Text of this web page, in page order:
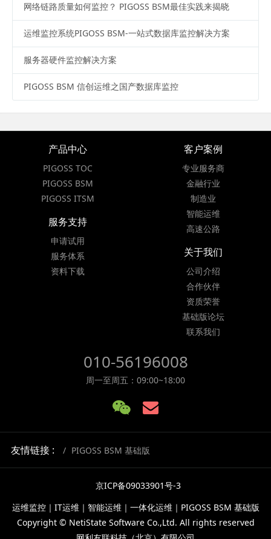
网络链路质量如何监控？ PIGOSS BSM最佳实践来揭晓
运维监控系统PIGOSS BSM-一站式数据库监控解决方案
服务器硬件监控解决方案
PIGOSS BSM 信创运维之国产数据库监控
产品中心
PIGOSS TOC
PIGOSS BSM
PIGOSS ITSM
客户案例
专业服务商
金融行业
制造业
智能运维
高速公路
服务支持
申请试用
服务体系
资料下载
关于我们
公司介绍
合作伙伴
资质荣誉
基础版论坛
联系我们
010-56196008
周一至周五：09:00~18:00
友情链接 : PIGOSS BSM 基础版
京ICP备09033901号-3
运维监控｜IT运维｜智能运维｜一体化运维｜PIGOSS BSM 基础版
Copyright © NetiState Software Co.,Ltd. All rights reserved